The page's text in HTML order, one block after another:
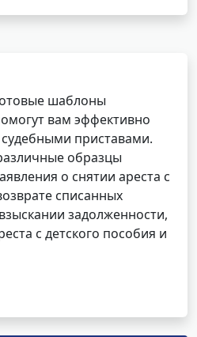
шаблоны
вам эффективно
приставами.
образцы
о снятии ареста с
списанных
задолженности,
с детского пособия и